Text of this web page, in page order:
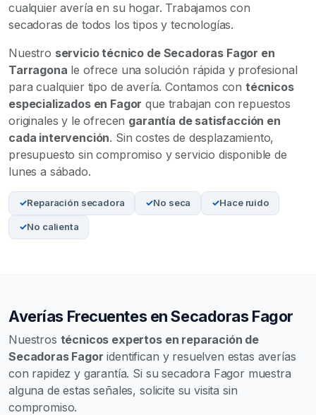
cualquier avería en su hogar. Trabajamos con
secadoras de todos los tipos y tecnologías.
Nuestro servicio técnico de Secadoras Fagor en
Tarragona le ofrece una solución rápida y profesional
para cualquier tipo de avería. Contamos con técnicos
especializados en Fagor que trabajan con repuestos
originales y le ofrecen garantía de satisfacción en
cada intervención. Sin costes de desplazamiento,
presupuesto sin compromiso y servicio disponible de
lunes a sábado.
Reparación secadora No seca Hace ruido
No calienta
Averías Frecuentes en Secadoras Fagor
Nuestros técnicos expertos en reparación de
Secadoras Fagor identifican y resuelven estas averías
con rapidez y garantía. Si su secadora Fagor muestra
alguna de estas señales, solicite su visita sin
compromiso.